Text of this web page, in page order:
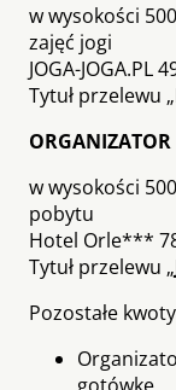
w wysokości
zajęć jogi
JOGA-JOGA.PL
Tytuł przelewu „
w wysokości
pobytu
Hotel Orle***
Tytuł przelewu „
Pozostałe
gotówkę.